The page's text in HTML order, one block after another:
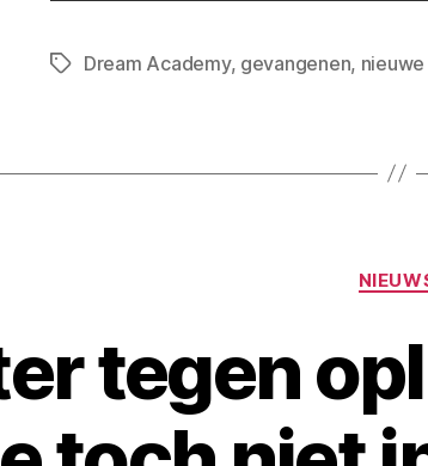
Dream Academy, gevangenen,
tegen